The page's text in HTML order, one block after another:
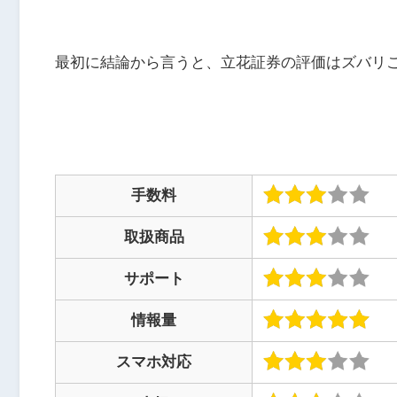
最初に結論から言うと、立花証券の評価はズバリ
手数料
取扱商品
サポート
情報量
スマホ対応